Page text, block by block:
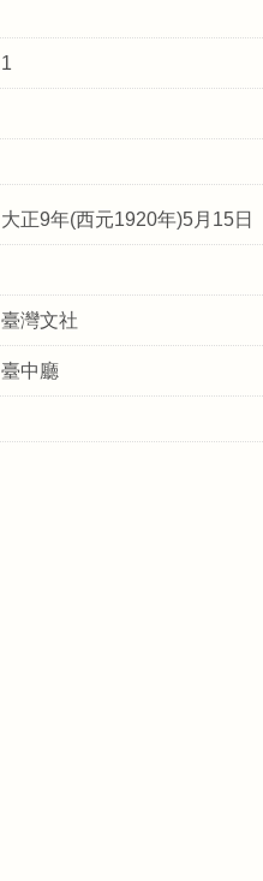
1
大正9年(西元1920年)5月15日
臺灣文社
臺中廳